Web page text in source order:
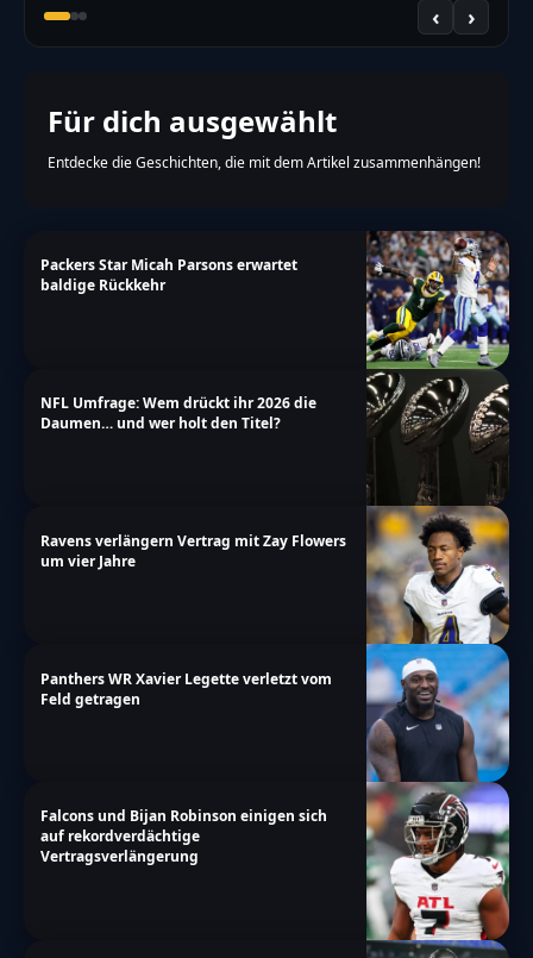
‹ ›
Für dich ausgewählt
Entdecke die Geschichten, die mit dem Artikel zusammenhängen!
Packers Star Micah Parsons erwartet
baldige Rückkehr
NFL Umfrage: Wem drückt ihr 2026 die
Daumen… und wer holt den Titel?
Ravens verlängern Vertrag mit Zay Flowers
um vier Jahre
Panthers WR Xavier Legette verletzt vom
Feld getragen
Falcons und Bijan Robinson einigen sich
auf rekordverdächtige
Vertragsverlängerung